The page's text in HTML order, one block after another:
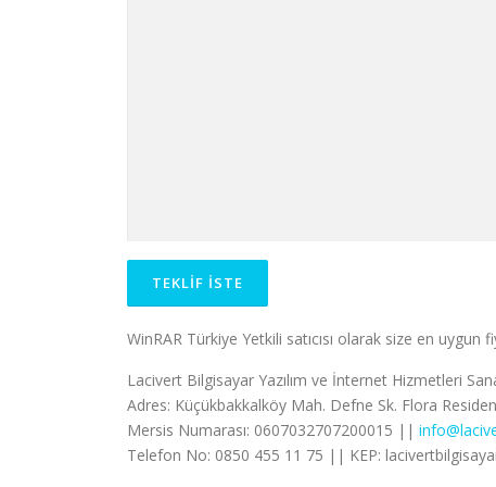
WinRAR Türkiye Yetkili satıcısı olarak size en
Lacivert Bilgisayar Yazılım ve İnternet Hizmetleri
Adres: Küçükbakkalköy Mah. Defne Sk. Flora
Mersis Numarası: 0607032707200015 ||
Telefon No: 0850 455 11 75 || KEP: